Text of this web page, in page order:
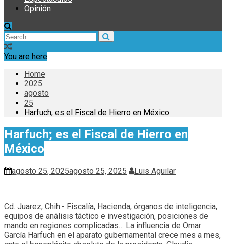
Opinión
You are here
Home
2025
agosto
25
Harfuch; es el Fiscal de Hierro en México
Harfuch; es el Fiscal de Hierro en
México
agosto 25, 2025agosto 25, 2025 Luis Aguilar
Cd. Juarez, Chih.- Fiscalía, Hacienda, órganos de inteligencia,
equipos de análisis táctico e investigación, posiciones de
mando en regiones complicadas… La influencia de Omar
García Harfuch en el aparato gubernamental crece mes a mes,